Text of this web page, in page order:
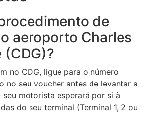
de
aeroporto Charles
(CDG)?
no CDG, ligue para o número
no seu voucher antes de levantar a
seu motorista esperará por si à
do seu terminal (Terminal 1, 2 ou